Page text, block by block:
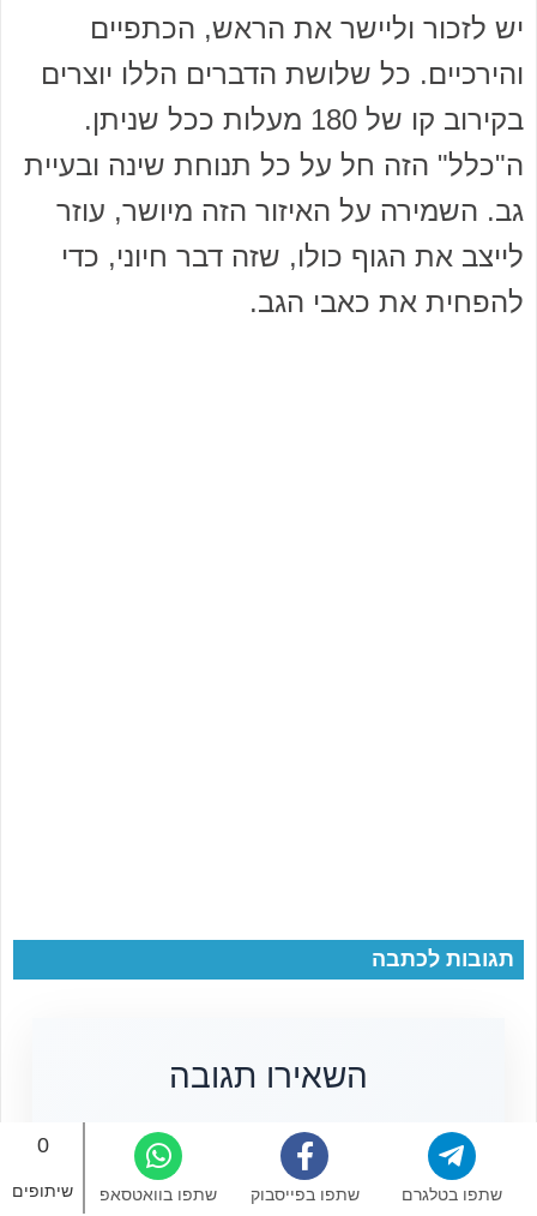
יש לזכור וליישר את הראש, הכתפיים
והירכיים. כל שלושת הדברים הללו יוצרים
בקירוב קו של 180 מעלות ככל שניתן.
ה"כלל" הזה חל על כל תנוחת שינה ובעיית
גב. השמירה על האיזור הזה מיושר, עוזר
לייצב את הגוף כולו, שזה דבר חיוני, כדי
להפחית את כאבי הגב.
0
שיתופים שתפו בוואטסאפ שתפו בפייסבוק שתפו בטלגרם
תגובות לכתבה
השאירו תגובה
התגובה שלכם